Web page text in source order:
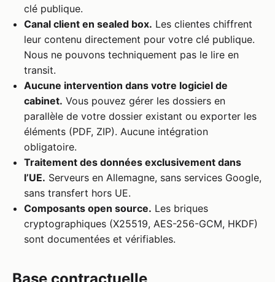
clé publique.
Canal client en sealed box. Les clientes chiffrent
leur contenu directement pour votre clé publique.
Nous ne pouvons techniquement pas le lire en
transit.
Aucune intervention dans votre logiciel de
cabinet. Vous pouvez gérer les dossiers en
parallèle de votre dossier existant ou exporter les
éléments (PDF, ZIP). Aucune intégration
obligatoire.
Traitement des données exclusivement dans
l’UE. Serveurs en Allemagne, sans services Google,
sans transfert hors UE.
Composants open source. Les briques
cryptographiques (X25519, AES-256-GCM, HKDF)
sont documentées et vérifiables.